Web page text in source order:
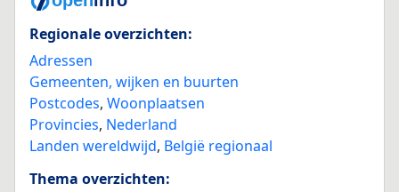
Regionale overzichten:
Adressen
Gemeenten, wijken en buurten
Postcodes, Woonplaatsen
Provincies, Nederland
Landen wereldwijd, België regionaal
Thema overzichten: